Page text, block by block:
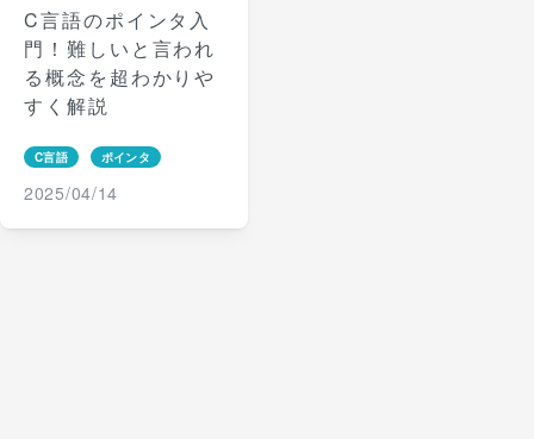
C言語のポインタ入
門！難しいと言われ
る概念を超わかりや
すく解説
C言語 ポインタ
2025/04/14